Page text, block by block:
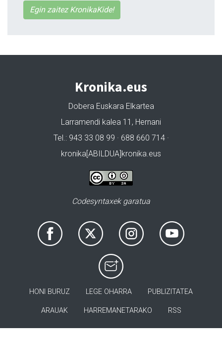
Egin zaitez KronikaKide!
Kronika.eus
Dobera Euskara Elkartea
Larramendi kalea 11, Hernani
Tel.: 943 33 08 99 · 688 660 714 ·
kronika[ABILDUA]kronika.eus
Codesyntaxek garatua
HONI BURUZ LEGE OHARRA PUBLIZITATEA
ARAUAK HARREMANETARAKO RSS